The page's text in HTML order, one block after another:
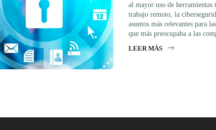
al mayor uso de
trabajo remoto, la
asuntos más relevantes para
que más preocupaba a las
LEER MÁS